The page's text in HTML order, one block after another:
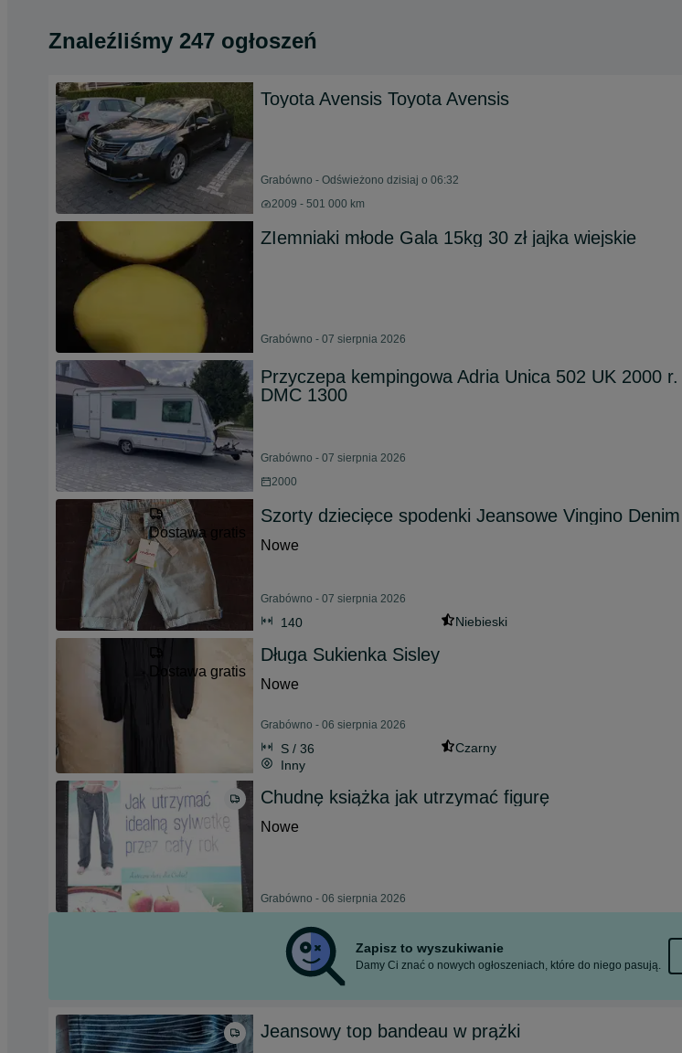
Znaleźliśmy 247 ogłoszeń
Toyota Avensis Toyota Avensis
Grabówno - Odświeżono dzisiaj o 06:32
2009 - 501 000 km
ZIemniaki młode Gala 15kg 30 zł jajka wiejskie
Grabówno - 07 sierpnia 2026
Przyczepa kempingowa Adria Unica 502 UK 2000 r.
DMC 1300
Grabówno - 07 sierpnia 2026
2000
Dostawa gratis
Szorty dziecięce spodenki Jeansowe Vingino Denim
Nowe
Grabówno - 07 sierpnia 2026
140 Niebieski
Dostawa gratis
Długa Sukienka Sisley
Nowe
Grabówno - 06 sierpnia 2026
S / 36
Czarny
Inny
Chudnę książka jak utrzymać figurę
Nowe
Grabówno - 06 sierpnia 2026
Zapisz to wyszukiwanie
Damy Ci znać o nowych ogłoszeniach, które do niego pasują.
Jeansowy top bandeau w prążki